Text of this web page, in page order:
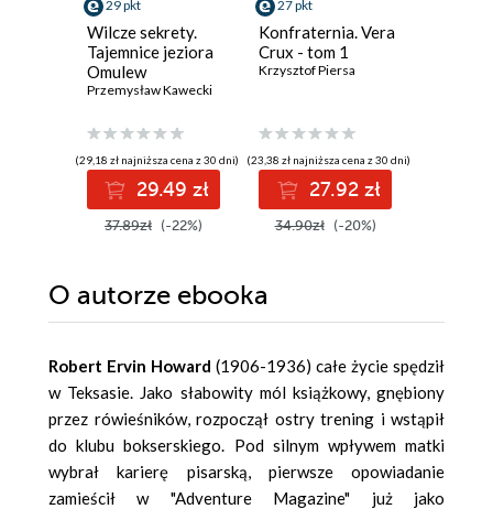
29 pkt
Wilcze sekrety.
Tajemnice jeziora
Omulew
Przemysław Kawecki
(29,18 zł najniższa cena z 30 dni)
29.49 zł
37.89zł (-22%)
27 pkt
Konfraternia. Vera
Crux - tom 1
Krzysztof Piersa
(23,38 zł najniższa cena z 30 dni)
27.92 zł
34.90zł (-20%)
O autorze ebooka
Robert Ervin Howard (1906-1936) całe życie spędził
w Teksasie. Jako słabowity mól książkowy, gnębiony
przez rówieśników, rozpoczął ostry trening i wstąpił
do klubu bokserskiego. Pod silnym wpływem matki
wybrał karierę pisarską, pierwsze opowiadanie
zamieścił w "Adventure Magazine" już jako